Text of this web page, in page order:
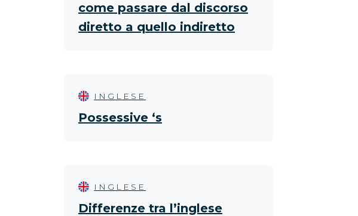
come passare dal discorso
diretto a quello indiretto
INGLESE
Possessive ‘s
INGLESE
Differenze tra l’inglese